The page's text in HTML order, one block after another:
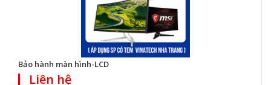
Bảo hành màn hình-LCD
Liên hệ